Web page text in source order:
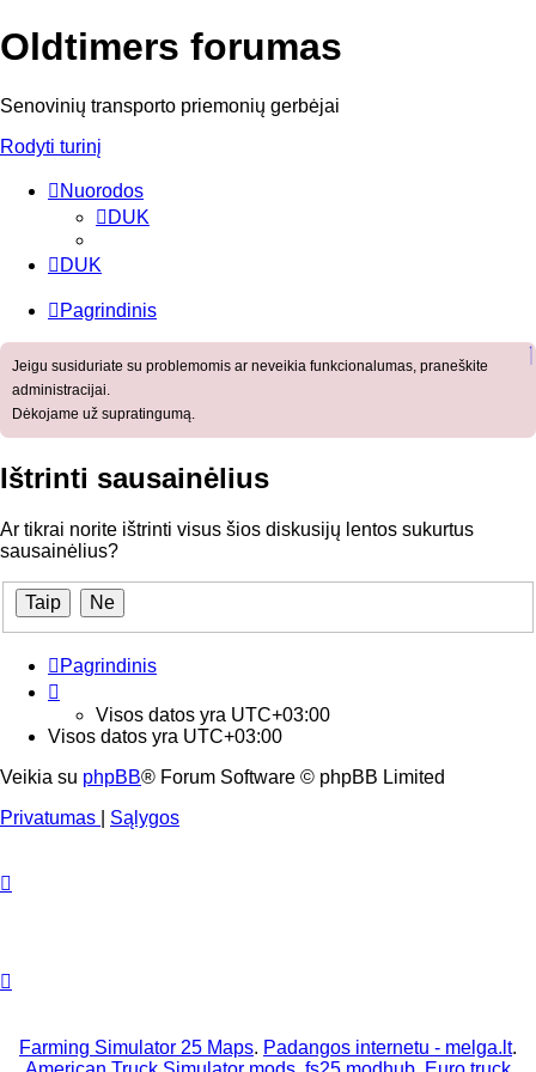
Oldtimers forumas
Senovinių transporto priemonių gerbėjai
Rodyti turinį
Nuorodos
DUK
DUK
Pagrindinis
Jeigu susiduriate su problemomis ar neveikia funkcionalumas, praneškite
administracijai.
Dėkojame už supratingumą.
Ištrinti sausainėlius
Ar tikrai norite ištrinti visus šios diskusijų lentos sukurtus
sausainėlius?
Pagrindinis
Visos datos yra UTC+03:00
Visos datos yra UTC+03:00
Veikia su phpBB® Forum Software © phpBB Limited
Privatumas
Sąlygos
Farming Simulator 25 Maps. Padangos internetu - melga.lt.